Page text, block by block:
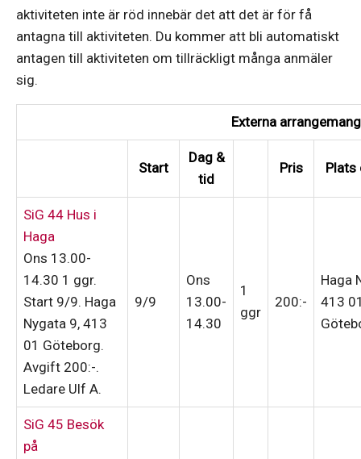
aktiviteten inte är röd innebär det att det är för få
antagna till aktiviteten. Du kommer att bli automatiskt
antagen till aktiviteten om tillräckligt många anmäler
sig.
Externa arrangemang
Start
Dag &
tid
Pris Plats
SiG 44 Hus i
Haga
Ons 13.00-
14.30 1 ggr.
Start 9/9. Haga
Nygata 9, 413
01 Göteborg.
Avgift 200:-.
Ledare Ulf A.
9/9
Ons
13.00-
14.30
1
ggr
200:-
Haga
413
SiG 45 Besök
på